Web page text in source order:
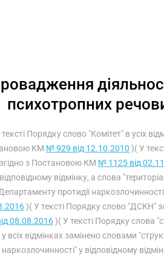
психотропних
тексті Порядку слово "Комітет" в усіх
КМ № 929 від 12.10.2010 )( У
згідно з Постановою КМ № 1125 від
відповідному відмінку, а слова
протидії
)( У тексті Порядку слово "ДСКН"
08.08.2016)( У тексті Порядку слова
у всіх відмінках замінено словами
наркозлочинності" у відповідному